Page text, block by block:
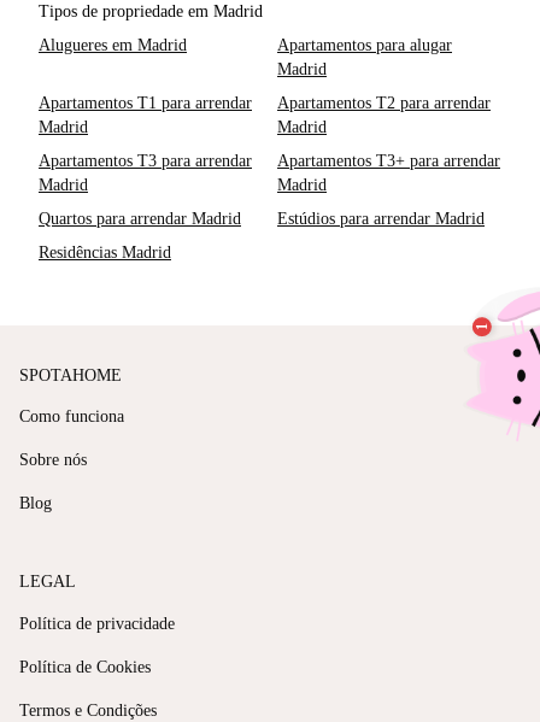
Tipos de propriedade em Madrid
Alugueres em Madrid
Apartamentos para alugar
Madrid
Apartamentos T1 para arrendar
Madrid
Apartamentos T2 para arrendar
Madrid
Apartamentos T3 para arrendar
Madrid
Apartamentos T3+ para arrendar
Madrid
Quartos para arrendar Madrid
Estúdios para arrendar Madrid
Residências Madrid
SPOTAHOME
Como funciona
Sobre nós
Blog
LEGAL
Política de privacidade
Política de Cookies
Termos e Condições